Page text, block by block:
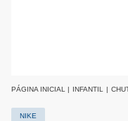
PÁGINA INICIAL | INFANTIL |
NIKE